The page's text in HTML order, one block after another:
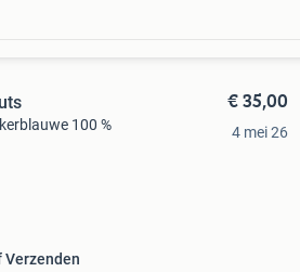
100 %
Verzenden
€ 35,00
4 mei 26